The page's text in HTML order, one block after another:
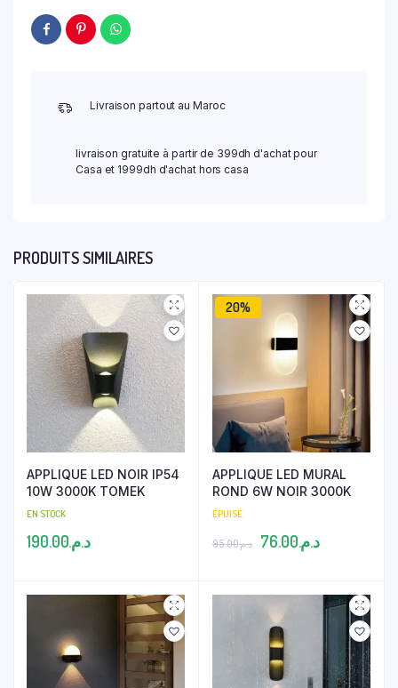
Livraison partout au Maroc
livraison gratuite à partir de 399dh d'achat pour
Casa et 1999dh d'achat hors casa
PRODUITS SIMILAIRES
APPLIQUE LED NOIR IP54
10W 3000K TOMEK
EN STOCK
د.م.190.00
20%
APPLIQUE LED MURAL
ROND 6W NOIR 3000K
ÉPUISÉ
د.م.95.00
Le
était :
د.م.76.00
Le
est :